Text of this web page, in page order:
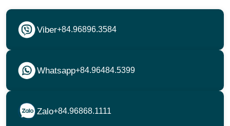
Viber+84.96896.3584
Whatsapp+84.96484.5399
Zalo+84.96868.1111